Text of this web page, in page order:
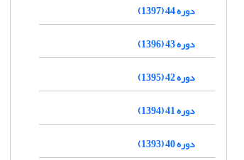
دوره 44 (1397)
دوره 43 (1396)
دوره 42 (1395)
دوره 41 (1394)
دوره 40 (1393)